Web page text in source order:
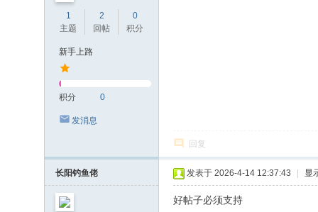
1
主题
2
回帖
0
积分
新手上路
积分 0
发消息
回复
长阳钓鱼佬 发表于 2026-4-14 12:37:43 显
好帖子必须支持